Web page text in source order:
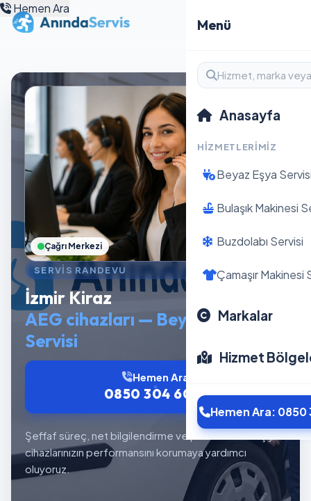
Menü
Anasayfa
HIZMETLERIMIZ
Beyaz Eşya
Bulaşık Makinesi
Buzdolabı Servisi
Çamaşır Makinesi
Markalar
Hizmet
Hemen Ara: 0850
Hemen Ara
SERVIS RANDEVU
İzmir Kiraz
AEG cihazları — Beyaz Eşya
Servisi
Şeffaf süreç, net bilgilendirme ve planlı servis akışıyla
cihazlarınızın performansını korumaya yardımcı
oluyoruz.
Hemen Ara
0850 304 6012
Çağrı Merkezi